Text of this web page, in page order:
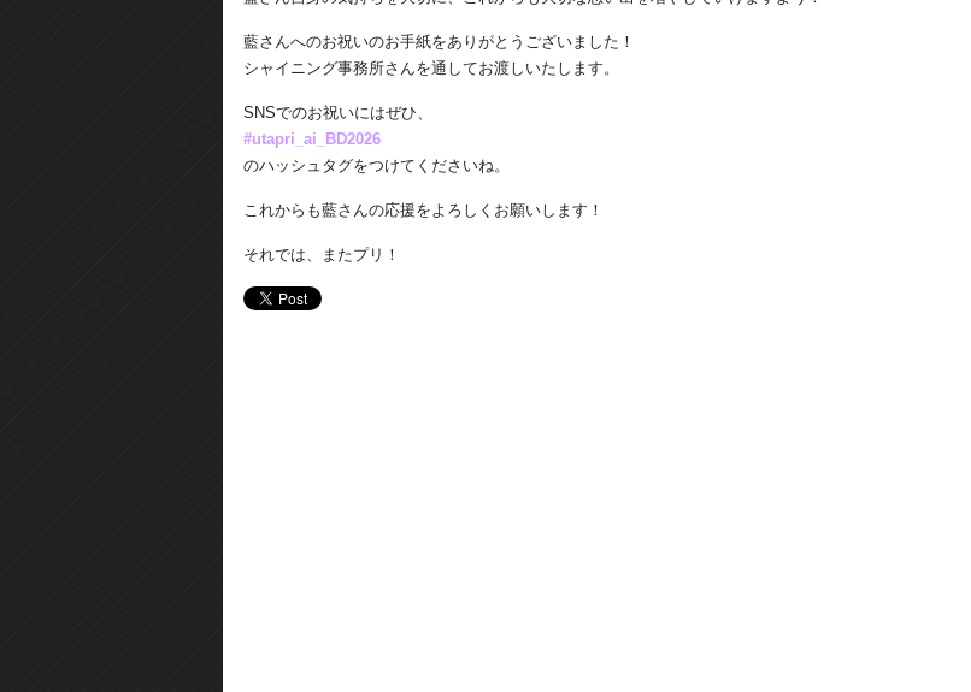
藍さんへのお祝いのお手紙をありがとうございました！
シャイニング事務所さんを通してお渡しいたします。
SNSでのお祝いにはぜひ、
#utapri_ai_BD2026
のハッシュタグをつけてくださいね。
これからも藍さんの応援をよろしくお願いします！
それでは、またプリ！